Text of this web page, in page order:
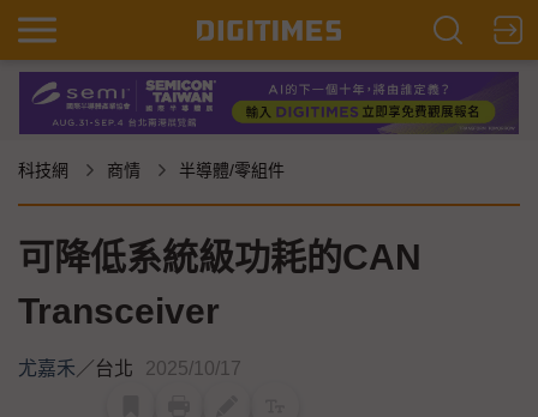
科技網 商情 半導體/零組件
可降低系統級功耗的CAN
Transceiver
尤嘉禾 ／台北 2025/10/17